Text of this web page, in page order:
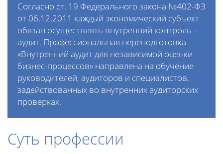
Согласно ст. 19 Федерального закона №402-ФЗ
от 06.12.2011 каждый экономический субъект
обязан осуществлять внутренний контроль –
аудит. Профессиональная переподготовка
«Внутренний аудит для независимой оценки
бизнес-процессов» направлена на обучение
руководителей, аудиторов и специалистов,
задействованных во внутренних аудиторских
проверках.
Суть профессии